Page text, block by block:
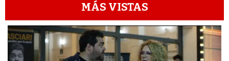
MÁS VISTAS
1